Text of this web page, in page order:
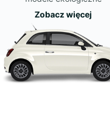
Zobacz więcej